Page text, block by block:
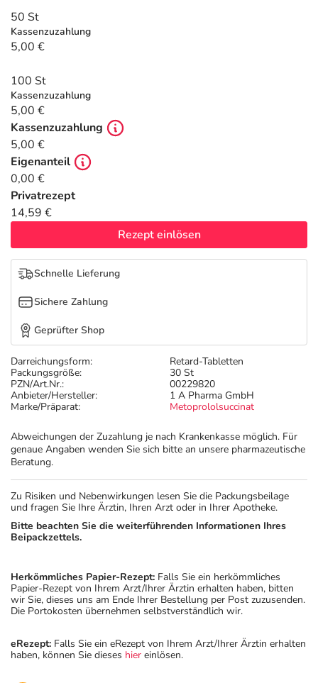
Tierapotheke
Vitamine & Mineralstoffe
Marken
Salus Deals
Darreichungsform:
Retard-Tabletten
Packungsgröße:
30 St
PZN/Art.Nr.:
00229820
Anbieter/Hersteller:
1 A Pharma GmbH
Marke/Präparat:
Metoprololsuccinat
Abweichungen der Zuzahlung je nach Krankenkasse möglich. Für
genaue Angaben wenden Sie sich bitte an unsere pharmazeutische
Beratung.
50 St
Kassenzuzahlung
5,00 €
100 St
Kassenzuzahlung
5,00 €
Kassenzuzahlung
5,00 €
Eigenanteil
0,00 €
Privatrezept
14,59 €
Rezept einlösen
Schnelle Lieferung
Sichere Zahlung
Geprüfter Shop
Zu Risiken und Nebenwirkungen lesen Sie die Packungsbeilage
und fragen Sie Ihre Ärztin, Ihren Arzt oder in Ihrer Apotheke.
Bitte beachten Sie die weiterführenden Informationen Ihres
Beipackzettels.
Herkömmliches Papier-Rezept: Falls Sie ein herkömmliches
Papier-Rezept von Ihrem Arzt/Ihrer Ärztin erhalten haben, bitten
wir Sie, dieses uns am Ende Ihrer Bestellung per Post zuzusenden.
Die Portokosten übernehmen selbstverständlich wir.
eRezept: Falls Sie ein eRezept von Ihrem Arzt/Ihrer Ärztin erhalten
haben, können Sie dieses hier einlösen.